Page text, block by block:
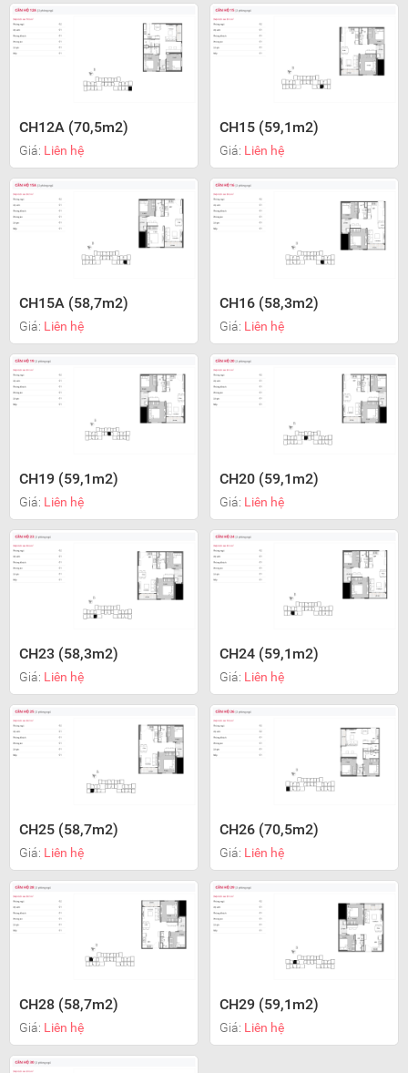
CH12A (70,5m2)
Giá: Liên hệ
CH15 (59,1m2)
Giá: Liên hệ
CH15A (58,7m2)
Giá: Liên hệ
CH16 (58,3m2)
Giá: Liên hệ
CH19 (59,1m2)
Giá: Liên hệ
CH20 (59,1m2)
Giá: Liên hệ
CH23 (58,3m2)
Giá: Liên hệ
CH24 (59,1m2)
Giá: Liên hệ
CH25 (58,7m2)
Giá: Liên hệ
CH26 (70,5m2)
Giá: Liên hệ
CH28 (58,7m2)
Giá: Liên hệ
CH29 (59,1m2)
Giá: Liên hệ